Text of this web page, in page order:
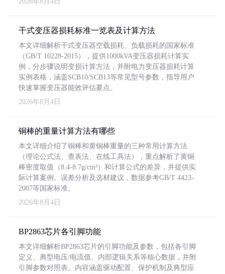
干式变压器损耗标准一览表及计算方法
本文详细解析干式变压器空载损耗、负载损耗的国家标准
（GB/T 10228-2015），提供1000kVA变压器损耗计算实
例，分步骤说明变损计算方法，并附电力变压器损耗计算
实例表格，涵盖SCB10/SCB13等常见型号参数，指导用户
快速掌握变压器能效评估要点。
2026年8月4日
铜棒的重量计算方法有哪些
本文详细介绍了铜棒和黄铜棒重量的三种常用计算方法
（理论公式法、查表法、在线工具法），重点解析了黄铜
棒密度取值（8.4-8.7g/cm³）和计算公式的差异，并提供实
际计算案例、误差分析及选材建议，数据参考GB/T 4423-
2007等国家标准。
2026年8月4日
BP2863芯片各引脚功能
本文详细解析BP2863芯片的引脚功能及参数，包括各引脚
定义、典型电压/电流值、内部逻辑关系等核心数据，并附
引脚参数对照表。内容涵盖驱动配置、保护机制及典型应